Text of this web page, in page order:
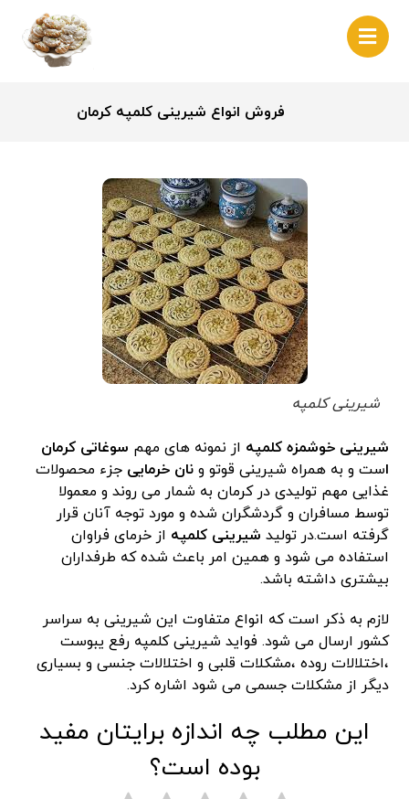
فروش انواع شیرینی کلمپه کرمان
شیرینی کلمپه
شیرینی خوشمزه کلمپه از نمونه های مهم سوغاتی کرمان
است و به همراه شیرینی قوتو و نان خرمایی جزء محصولات
غذایی مهم تولیدی در کرمان به شمار می روند و معمولا
توسط مسافران و گردشگران شده و مورد توجه آنان قرار
گرفته است.در تولید شیرینی کلمپه از خرمای فراوان
استفاده می شود و همین امر باعث شده که طرفداران
بیشتری داشته باشد.
لازم به ذکر است که انواع متفاوت این شیرینی به سراسر
کشور ارسال می شود. فواید شیرینی کلمپه رفع یبوست
،اختلالات روده ،مشکلات قلبی و اختلالات جنسی و بسیاری
دیگر از مشکلات جسمی می شود اشاره کرد.
این مطلب چه اندازه برایتان مفید
بوده است؟